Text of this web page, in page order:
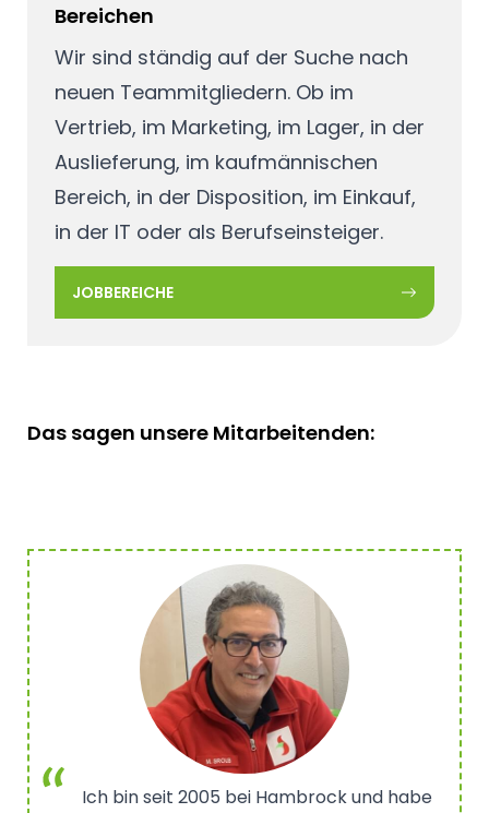
Bereichen
Wir sind ständig auf der Suche nach
neuen Teammitgliedern. Ob im
Vertrieb, im Marketing, im Lager, in der
Auslieferung, im kaufmännischen
Bereich, in der Disposition, im Einkauf,
in der IT oder als Berufseinsteiger.
JOBBEREICHE
Das sagen unsere Mitarbeitenden:
Ich bin seit 2005 bei Hambrock und habe